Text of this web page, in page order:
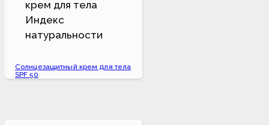
Солнцезащитный крем для тела
SPF 50